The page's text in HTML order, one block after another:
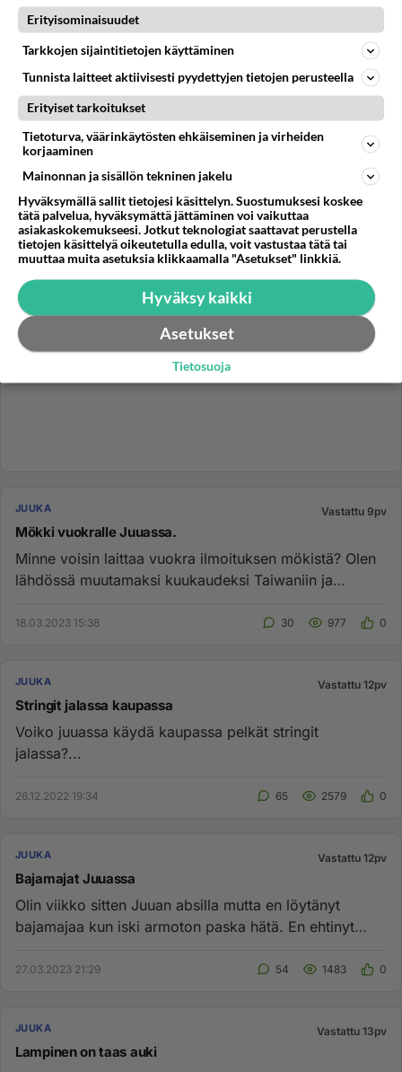
JUUKA Vastattu 9pv
Juuan Timantti esiintymät
Kairasin reikää Juuanjokeen ja sieltä virtasi haaviin
timantteja. Mikä on Juukalaisen luonnonvaraisen
09.01.2026 21:28
JUUKA Vastattu 9pv
Mökki vuokralle Juuassa.
Minne voisin laittaa vuokra ilmoituksen mökistä? Olen
lähdössä muutamaksi kuukaudeksi Taiwaniin ja
18.03.2023 15:38 30 977 0
JUUKA Vastattu 12pv
Stringit jalassa kaupassa
Voiko juuassa käydä kaupassa pelkät stringit
jalassa?...
26.12.2022 19:34 65 2579 0
JUUKA Vastattu 12pv
Bajamajat Juuassa
Olin viikko sitten Juuan absilla mutta en löytänyt
bajamajaa kun iski armoton paska hätä. En ehtinyt
27.03.2023 21:29 54 1483 0
JUUKA Vastattu 13pv
Lampinen on taas auki
Erityisominaisuudet
Tarkkojen sijaintitietojen käyttäminen
Tunnista laitteet aktiivisesti pyydettyjen tietojen perusteella
Erityiset tarkoitukset
Tietoturva, väärinkäytösten ehkäiseminen ja virheiden
korjaaminen
Mainonnan ja sisällön tekninen jakelu
Hyväksymällä sallit tietojesi käsittelyn. Suostumuksesi koskee
tätä palvelua, hyväksymättä jättäminen voi vaikuttaa
asiakaskokemukseesi. Jotkut teknologiat saattavat perustella
tietojen käsittelyä oikeutetulla edulla, voit vastustaa tätä tai
muuttaa muita asetuksia klikkaamalla "Asetukset" linkkiä.
Hyväksy kaikki
Asetukset
Tietosuoja